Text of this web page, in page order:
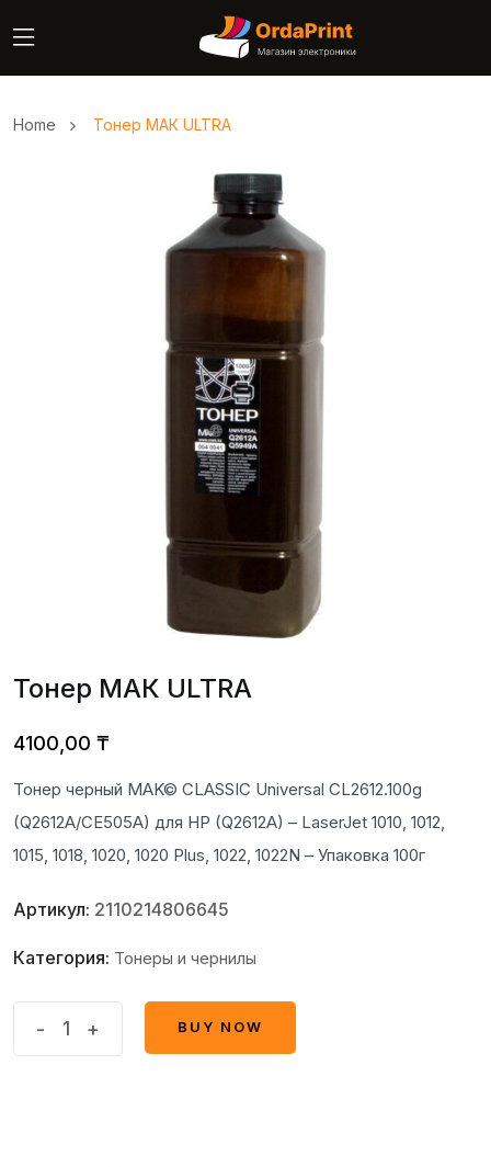
Home Тонер МАК ULTRA
Тонер МАК ULTRA
4100,00 ₸
Тонер черный MAK© CLASSIC Universal CL2612.100g
(Q2612A/CE505A) для HP (Q2612A) – LaserJet 1010, 1012,
1015, 1018, 1020, 1020 Plus, 1022, 1022N – Упаковка 100г
Артикул: 2110214806645
Категория: Тонеры и чернилы
- +
BUY NOW